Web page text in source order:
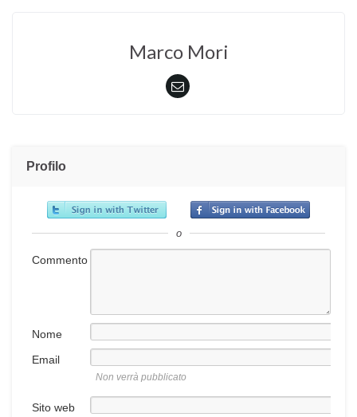
Marco Mori
Profilo
o
Commento
Nome
Email
Non verrà pubblicato
Sito web